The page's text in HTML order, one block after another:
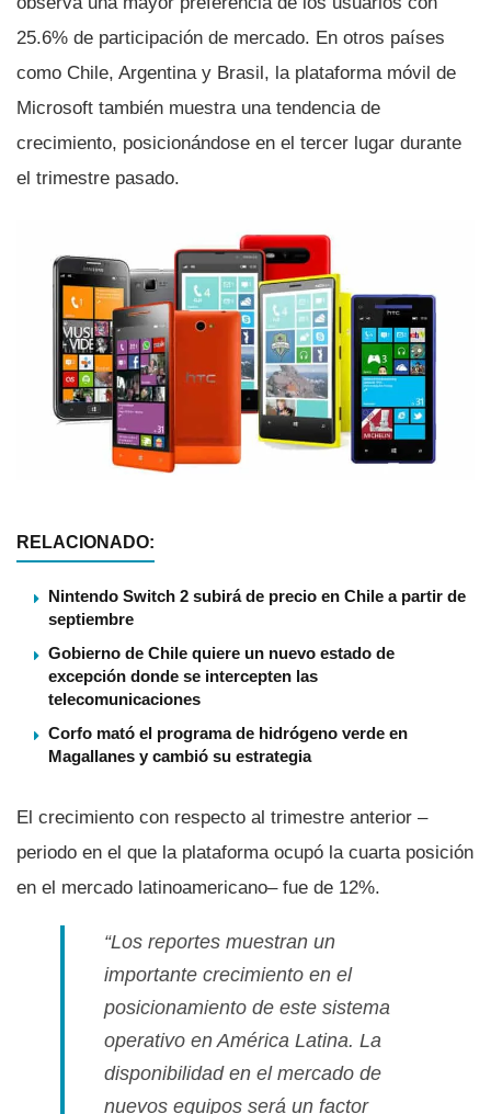
25.6% de participación de mercado. En otros paí­ses
como Chile, Argentina y Brasil, la plataforma móvil de
Microsoft también muestra una tendencia de
crecimiento, posicionándose en el tercer lugar durante
el trimestre pasado.
RELACIONADO:
Nintendo Switch 2 subirá de precio en Chile a partir de
septiembre
Gobierno de Chile quiere un nuevo estado de
excepción donde se intercepten las
telecomunicaciones
Corfo mató el programa de hidrógeno verde en
Magallanes y cambió su estrategia
El crecimiento con respecto al trimestre anterior –
periodo en el que la plataforma ocupó la cuarta posición
en el mercado latinoamericano– fue de 12%.
“Los reportes muestran un
importante crecimiento en el
posicionamiento de este sistema
operativo en América Latina. La
disponibilidad en el mercado de
nuevos equipos será un factor